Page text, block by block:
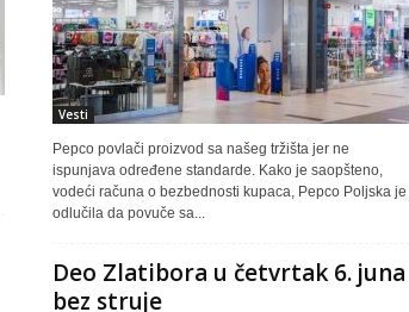
Vesti
Pepco povlači proizvod sa našeg tržišta jer ne
ispunjava određene standarde. Kako je saopšteno,
vodeći računa o bezbednosti kupaca, Pepco Poljska je
odlučila da povuče sa...
Deo Zlatibora u četvrtak 6. juna
bez struje